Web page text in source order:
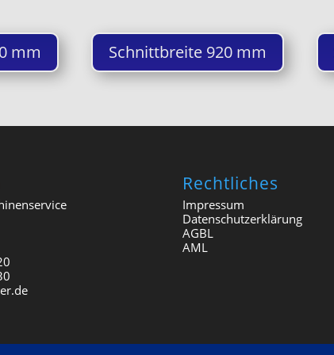
mm Schnittbreite 920 mm
Rechtliches
Impressum
Datenschutzerklärung
AGBL
AML